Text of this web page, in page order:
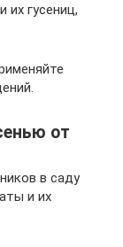
их гусениц,
от
в саду
и их